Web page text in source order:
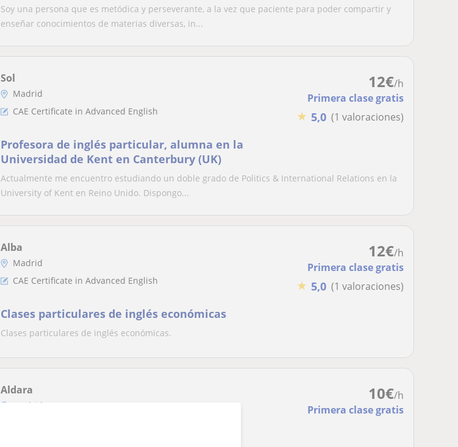
Soy una persona que es metódica y perseverante, a la vez que paciente para poder compartir y
enseñar conocimientos de materias diversas, in...
12€/h
Primera clase gratis
★ 5,0 (1 valoraciones)
Sol
Madrid
CAE Certificate in Advanced English
Profesora de inglés particular, alumna en la
Universidad de Kent en Canterbury (UK)
Actualmente me encuentro estudiando un doble grado de Politics & International Relations en la
University of Kent en Reino Unido. Dispongo...
12€/h
Primera clase gratis
★ 5,0 (1 valoraciones)
Alba
Madrid
CAE Certificate in Advanced English
Clases particulares de inglés económicas
Clases particulares de inglés económicas.
10€/h
Primera clase gratis
Aldara
Madrid